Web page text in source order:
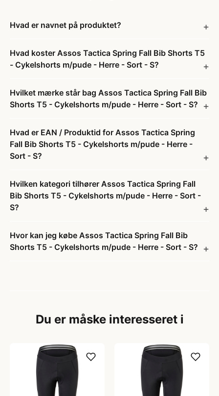
Hvad er navnet på produktet?
Hvad koster Assos Tactica Spring Fall Bib Shorts T5
- Cykelshorts m/pude - Herre - Sort - S?
Hvilket mærke står bag Assos Tactica Spring Fall Bib
Shorts T5 - Cykelshorts m/pude - Herre - Sort - S?
Hvad er EAN / Produktid for Assos Tactica Spring
Fall Bib Shorts T5 - Cykelshorts m/pude - Herre -
Sort - S?
Hvilken kategori tilhører Assos Tactica Spring Fall
Bib Shorts T5 - Cykelshorts m/pude - Herre - Sort -
S?
Hvor kan jeg købe Assos Tactica Spring Fall Bib
Shorts T5 - Cykelshorts m/pude - Herre - Sort - S?
Du er måske interesseret i